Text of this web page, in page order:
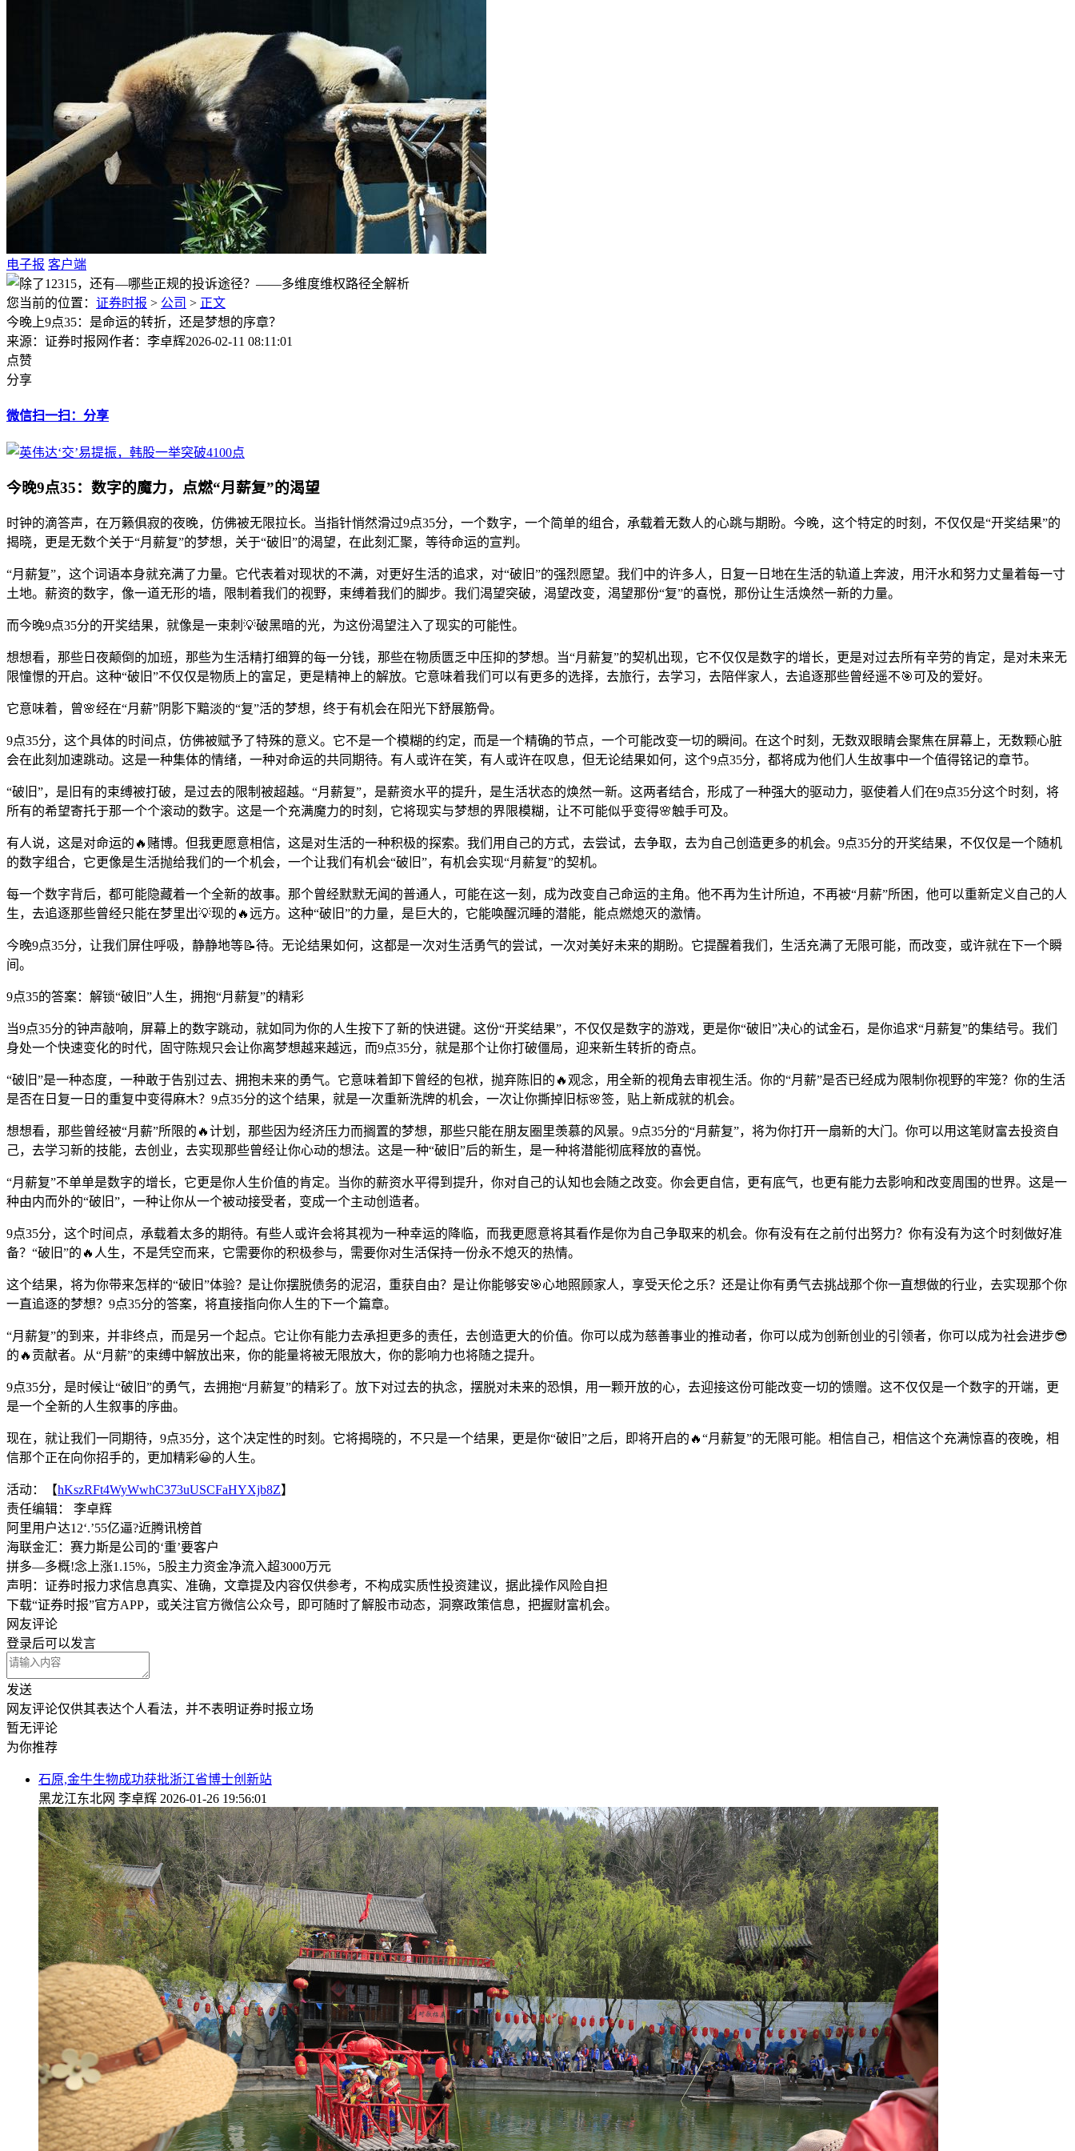
电子报 客户端
您当前的位置： 证券时报 > 公司 > 正文
今晚上9点35：是命运的转折，还是梦想的序章？
来源：证券时报网作者：李卓辉2026-02-11 08:11:01
点赞
分享
微信扫一扫：分享
今晚9点35：数字的魔力，点燃“月薪复”的渴望
时钟的滴答声，在万籁俱寂的夜晚，仿佛被无限拉长。当指针悄然滑过9点35分，一个数字，一个简单的组合，承载着无数人的心跳与期盼。今晚，这个特定的时刻，不仅仅是“开奖结果”的
揭晓，更是无数个关于“月薪复”的梦想，关于“破旧”的渴望，在此刻汇聚，等待命运的宣判。
“月薪复”，这个词语本身就充满了力量。它代表着对现状的不满，对更好生活的追求，对“破旧”的强烈愿望。我们中的许多人，日复一日地在生活的轨道上奔波，用汗水和努力丈量着每一寸
土地。薪资的数字，像一道无形的墙，限制着我们的视野，束缚着我们的脚步。我们渴望突破，渴望改变，渴望那份“复”的喜悦，那份让生活焕然一新的力量。
而今晚9点35分的开奖结果，就像是一束刺💡破黑暗的光，为这份渴望注入了现实的可能性。
想想看，那些日夜颠倒的加班，那些为生活精打细算的每一分钱，那些在物质匮乏中压抑的梦想。当“月薪复”的契机出现，它不仅仅是数字的增长，更是对过去所有辛劳的肯定，是对未来无
限憧憬的开启。这种“破旧”不仅仅是物质上的富足，更是精神上的解放。它意味着我们可以有更多的选择，去旅行，去学习，去陪伴家人，去追逐那些曾经遥不🎯可及的爱好。
它意味着，曾🌸经在“月薪”阴影下黯淡的“复”活的梦想，终于有机会在阳光下舒展筋骨。
9点35分，这个具体的时间点，仿佛被赋予了特殊的意义。它不是一个模糊的约定，而是一个精确的节点，一个可能改变一切的瞬间。在这个时刻，无数双眼睛会聚焦在屏幕上，无数颗心脏
会在此刻加速跳动。这是一种集体的情绪，一种对命运的共同期待。有人或许在笑，有人或许在叹息，但无论结果如何，这个9点35分，都将成为他们人生故事中一个值得铭记的章节。
“破旧”，是旧有的束缚被打破，是过去的限制被超越。“月薪复”，是薪资水平的提升，是生活状态的焕然一新。这两者结合，形成了一种强大的驱动力，驱使着人们在9点35分这个时刻，将
所有的希望寄托于那一个个滚动的数字。这是一个充满魔力的时刻，它将现实与梦想的界限模糊，让不可能似乎变得🌸触手可及。
有人说，这是对命运的🔥赌博。但我更愿意相信，这是对生活的一种积极的探索。我们用自己的方式，去尝试，去争取，去为自己创造更多的机会。9点35分的开奖结果，不仅仅是一个随机
的数字组合，它更像是生活抛给我们的一个机会，一个让我们有机会“破旧”，有机会实现“月薪复”的契机。
每一个数字背后，都可能隐藏着一个全新的故事。那个曾经默默无闻的普通人，可能在这一刻，成为改变自己命运的主角。他不再为生计所迫，不再被“月薪”所困，他可以重新定义自己的人
生，去追逐那些曾经只能在梦里出💡现的🔥远方。这种“破旧”的力量，是巨大的，它能唤醒沉睡的潜能，能点燃熄灭的激情。
今晚9点35分，让我们屏住呼吸，静静地等📝待。无论结果如何，这都是一次对生活勇气的尝试，一次对美好未来的期盼。它提醒着我们，生活充满了无限可能，而改变，或许就在下一个瞬
间。
9点35的答案：解锁“破旧”人生，拥抱“月薪复”的精彩
当9点35分的钟声敲响，屏幕上的数字跳动，就如同为你的人生按下了新的快进键。这份“开奖结果”，不仅仅是数字的游戏，更是你“破旧”决心的试金石，是你追求“月薪复”的集结号。我们
身处一个快速变化的时代，固守陈规只会让你离梦想越来越远，而9点35分，就是那个让你打破僵局，迎来新生转折的奇点。
“破旧”是一种态度，一种敢于告别过去、拥抱未来的勇气。它意味着卸下曾经的包袱，抛弃陈旧的🔥观念，用全新的视角去审视生活。你的“月薪”是否已经成为限制你视野的牢笼？你的生活
是否在日复一日的重复中变得麻木？9点35分的这个结果，就是一次重新洗牌的机会，一次让你撕掉旧标🌸签，贴上新成就的机会。
想想看，那些曾经被“月薪”所限的🔥计划，那些因为经济压力而搁置的梦想，那些只能在朋友圈里羡慕的风景。9点35分的“月薪复”，将为你打开一扇新的大门。你可以用这笔财富去投资自
己，去学习新的技能，去创业，去实现那些曾经让你心动的想法。这是一种“破旧”后的新生，是一种将潜能彻底释放的喜悦。
“月薪复”不单单是数字的增长，它更是你人生价值的肯定。当你的薪资水平得到提升，你对自己的认知也会随之改变。你会更自信，更有底气，也更有能力去影响和改变周围的世界。这是一
种由内而外的“破旧”，一种让你从一个被动接受者，变成一个主动创造者。
9点35分，这个时间点，承载着太多的期待。有些人或许会将其视为一种幸运的降临，而我更愿意将其看作是你为自己争取来的机会。你有没有在之前付出努力？你有没有为这个时刻做好准
备？“破旧”的🔥人生，不是凭空而来，它需要你的积极参与，需要你对生活保持一份永不熄灭的热情。
这个结果，将为你带来怎样的“破旧”体验？是让你摆脱债务的泥沼，重获自由？是让你能够安🎯心地照顾家人，享受天伦之乐？还是让你有勇气去挑战那个你一直想做的行业，去实现那个你
一直追逐的梦想？9点35分的答案，将直接指向你人生的下一个篇章。
“月薪复”的到来，并非终点，而是另一个起点。它让你有能力去承担更多的责任，去创造更大的价值。你可以成为慈善事业的推动者，你可以成为创新创业的引领者，你可以成为社会进步😎
的🔥贡献者。从“月薪”的束缚中解放出来，你的能量将被无限放大，你的影响力也将随之提升。
9点35分，是时候让“破旧”的勇气，去拥抱“月薪复”的精彩了。放下对过去的执念，摆脱对未来的恐惧，用一颗开放的心，去迎接这份可能改变一切的馈赠。这不仅仅是一个数字的开端，更
是一个全新的人生叙事的序曲。
现在，就让我们一同期待，9点35分，这个决定性的时刻。它将揭晓的，不只是一个结果，更是你“破旧”之后，即将开启的🔥“月薪复”的无限可能。相信自己，相信这个充满惊喜的夜晚，相
信那个正在向你招手的，更加精彩😀的人生。
活动：【hKszRFt4WyWwhC373uUSCFaHYXjb8Z】
责任编辑： 李卓辉
阿里用户达12‘.’55亿逼?近腾讯榜首
海联金汇：赛力斯是公司的‘重’要客户
拼多—多概!念上涨1.15%，5股主力资金净流入超3000万元
声明：证券时报力求信息真实、准确，文章提及内容仅供参考，不构成实质性投资建议，据此操作风险自担
下载“证券时报”官方APP，或关注官方微信公众号，即可随时了解股市动态，洞察政策信息，把握财富机会。
网友评论
登录后可以发言
发送
网友评论仅供其表达个人看法，并不表明证券时报立场
暂无评论
为你推荐
石原,金牛生物成功获批浙江省博士创新站
黑龙江东北网 李卓辉 2026-01-26 19:56:01